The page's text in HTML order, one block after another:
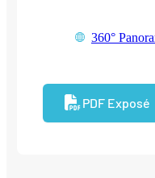
360°
PDF Exposé